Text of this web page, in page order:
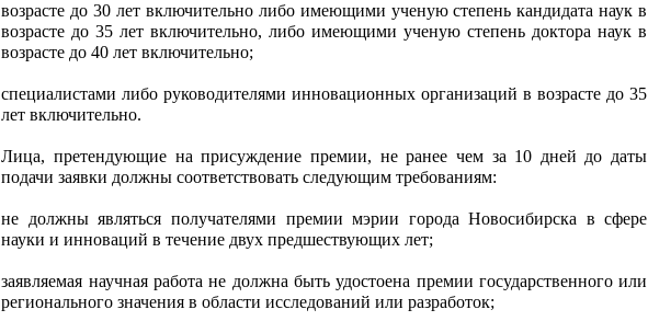
возрасте до 30 лет включительно либо имеющими ученую степень кандидата наук в
возрасте до 35 лет включительно, либо имеющими ученую степень доктора наук в
возрасте до 40 лет включительно;
специалистами либо руководителями инновационных организаций в возрасте до 35
лет включительно.
Лица, претендующие на присуждение премии, не ранее чем за 10 дней до даты
подачи заявки должны соответствовать следующим требованиям:
не должны являться получателями премии мэрии города Новосибирска в сфере
науки и инноваций в течение двух предшествующих лет;
заявляемая научная работа не должна быть удостоена премии государственного или
регионального значения в области исследований или разработок;